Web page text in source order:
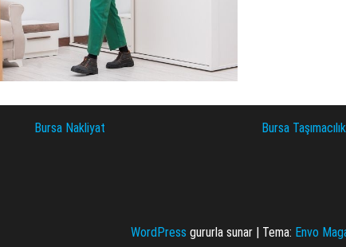
Bursa Nakliyat Bursa
WordPress gururla sunar Tema: Envo